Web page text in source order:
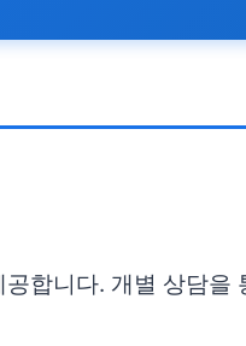
합니다. 개별 상담을